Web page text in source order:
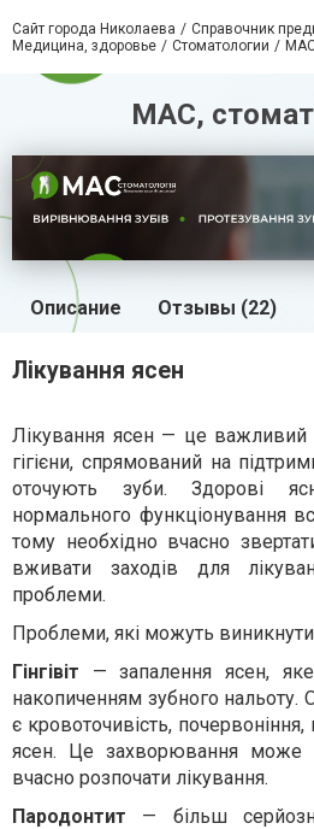
Сайт города Николаева
Справочник
Медицина, здоровье
Стоматологии
МАС,
Описание Отзывы (22)
Лікування ясен
Лікування ясен — це важливий
гігієни, спрямований на
оточують зуби. Здорові
нормального функціонування
тому необхідно вчасно
вживати заходів для
проблеми.
Проблеми, які можуть
Гінгівіт — запалення ясен,
накопиченням зубного
є кровоточивість, почервоніння,
ясен. Це захворювання може
вчасно розпочати лікування.
Пародонтит — більш